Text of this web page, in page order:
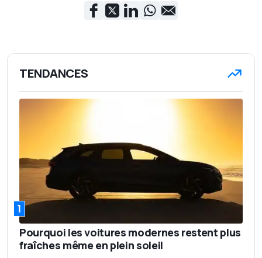
TENDANCES
1
Pourquoi les voitures modernes restent plus
fraîches même en plein soleil